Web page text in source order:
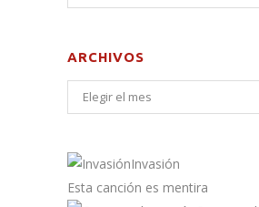
ARCHIVOS
Invasión
Esta canción es mentira